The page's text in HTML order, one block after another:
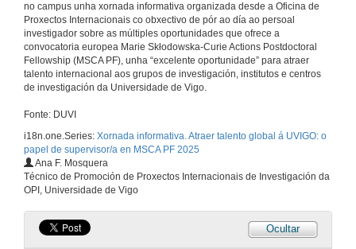
no campus unha xornada informativa organizada desde a Oficina de
Proxectos Internacionais co obxectivo de pór ao día ao persoal
investigador sobre as múltiples oportunidades que ofrece a
convocatoria europea Marie Skłodowska-Curie Actions Postdoctoral
Fellowship (MSCA PF), unha “excelente oportunidade” para atraer
talento internacional aos grupos de investigación, institutos e centros
de investigación da Universidade de Vigo.
Fonte: DUVI
i18n.one.Series: Xornada informativa. Atraer talento global á UVIGO: o
papel de supervisor/a en MSCA PF 2025
Ana F. Mosquera
Técnico de Promoción de Proxectos Internacionais de Investigación da
OPI, Universidade de Vigo
Ocultar